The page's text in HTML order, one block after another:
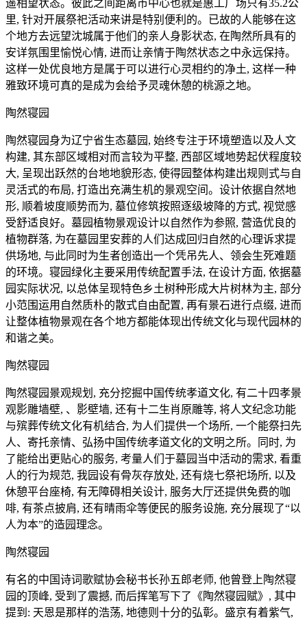
遥相望状态。彼此之间距离市中心也就是惠工广场只有35.2公
里, 针对开展祭祀活动来讲是特别便利的。已故的人能够在这
个地方去远望沈城属于他们的亲人身影状态, 在陶然所具有的
安详氛围里愉悦心情, 进而让亲情于陶然状态之中永远保持。
这样一处优良地方是属于可以进行心灵相约的净土, 这样一种
雅致环境可真的是成为会给予灵魂休憩的桃源之地。
陶然寝园
陶然寝园身为辽宁省生态墓园, 始终专注于环境塑造以及人文
构建, 其东部区域相对而言较为平整, 西部区域地势起伏程度较
大, 呈现出跃然的台地地貌形态, 使得园整体构建出规则式与自
灵活式的布局, 打造出充满生机的景观空间。设计依据自然地
形, 顺着坡度顺势而为, 墓位修筑按照逐级坡降的方式, 视觉感
受舒适良好。墓园植物景观设计以自然作为参照, 营造优良的
植物群落, 为在墓园里安葬的人们达成回归自然的心理诉求提
供场地, 与此同时为生者创造出一个凭吊先人、领会生死难题
的环境。寝园绿化主要采用传统配置手法, 在设计方面, 依据墓
园实际状况, 以总体呈现特色乡土树种形成大片树林为主, 部分
小范围运用自然质朴的散式自由配置, 再有景石进行点缀, 进而
让整体植物景观在各个地方都能体现出传统文化与现代园林的
和谐之美。
陶然寝园
陶然寝园景观规划, 充分挖掘中国传统孝道文化, 有二十四孝景
观影雕墙壁, 、影壁墙, 还有十二生肖原雕等, 将人文纪念功能
与殡葬传统文化有机结合, 为人们提供一个场所, 一个能祭扫先
人、寄托亲情、弘扬中国传统孝道文化的文明之所。同时, 为
了能给出更贴心的服务, 考量人们于墓园当中活动的需求, 看重
人的行为规范, 我园设有骨灰存放处, 还有烧七祭祀场所, 以及
休憩平台座椅, 有无障碍相关设计, 服务大厅还提供免费的咖
啡, 有茶点披肩, 还有晴雨伞等便民的服务设施, 充分展现了“以
人为本”的造园理念。
陶然寝园
有名的中国诗词歌赋协会秘书长孙五郎老师, 他曾登上陶然寝
园的顶峰, 受到了震撼, 而后挥笔写下了《陶然寝园赋》, 其中
提到: 天恩是那样的浩荡, 地德则十分的弘彰。盛京有着紫气,